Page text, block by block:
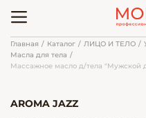
Главная Каталог ЛИЦО И ТЕЛО
Масла для тела
Массажное масло д/тела "Мужской
AROMA JAZZ